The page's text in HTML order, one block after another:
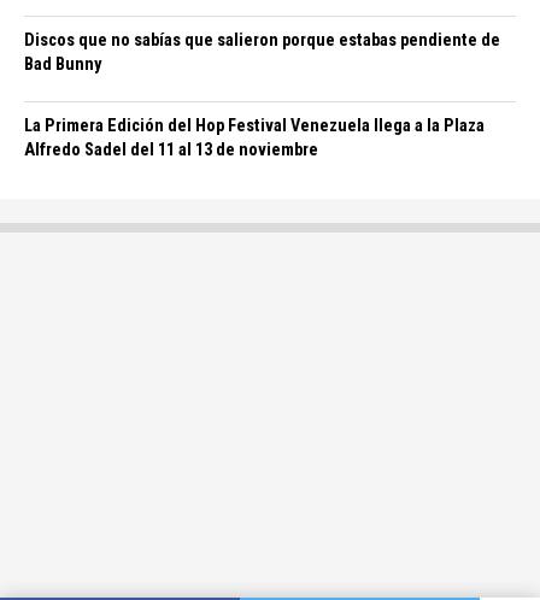
Discos que no sabías que salieron porque estabas pendiente de
Bad Bunny
La Primera Edición del Hop Festival Venezuela llega a la Plaza
Alfredo Sadel del 11 al 13 de noviembre